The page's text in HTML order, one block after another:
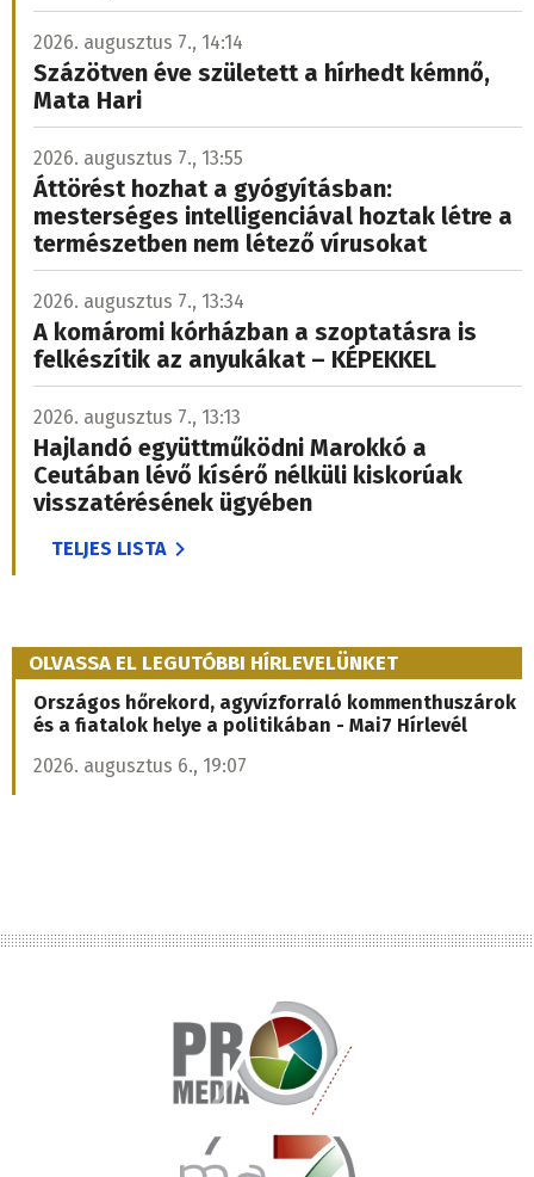
2026. augusztus 7., 14:14
Százötven éve született a hírhedt kémnő,
Mata Hari
2026. augusztus 7., 13:55
Áttörést hozhat a gyógyításban:
mesterséges intelligenciával hoztak létre a
természetben nem létező vírusokat
2026. augusztus 7., 13:34
A komáromi kórházban a szoptatásra is
felkészítik az anyukákat – KÉPEKKEL
2026. augusztus 7., 13:13
Hajlandó együttműködni Marokkó a
Ceutában lévő kísérő nélküli kiskorúak
visszatérésének ügyében
TELJES LISTA
OLVASSA EL LEGUTÓBBI HÍRLEVELÜNKET
Országos hőrekord, agyvízforraló kommenthuszárok
és a fiatalok helye a politikában - Mai7 Hírlevél
2026. augusztus 6., 19:07